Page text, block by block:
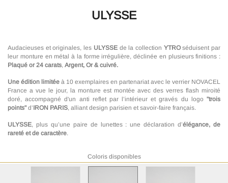
ULYSSE
Audacieuses et originales, les ULYSSEde la collection YTROséduisent par
leur monture en métal à la forme irrégulière, déclinée en plusieurs finitions :
Plaqué or 24 carats, Argent, Or & cuivré.
Une édition limitée à 10 exemplaires en partenariat avec le verrier NOVACEL
France a vue le jour, la monture est montée avec des verres flash miroité
doré, accompagné d'un anti reflet par l’intérieur et gravés du logo "trois
points"d’IRON PARIS, alliant design parisien et savoir-faire français.
ULYSSE, plus qu’une paire de lunettes : une déclaration d’élégance, de
rareté et de caractère.
Coloris disponibles